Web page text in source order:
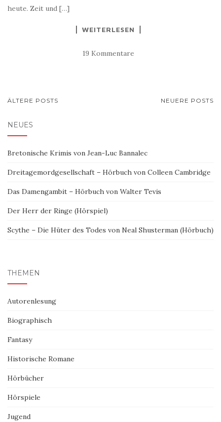
heute. Zeit und […]
WEITERLESEN
19 Kommentare
BEITRAGSNAVIGATION
ÄLTERE POSTS NEUERE POSTS
NEUES
Bretonische Krimis von Jean-Luc Bannalec
Dreitagemordgesellschaft – Hörbuch von Colleen Cambridge
Das Damengambit – Hörbuch von Walter Tevis
Der Herr der Ringe (Hörspiel)
Scythe – Die Hüter des Todes von Neal Shusterman (Hörbuch)
THEMEN
Autorenlesung
Biographisch
Fantasy
Historische Romane
Hörbücher
Hörspiele
Jugend